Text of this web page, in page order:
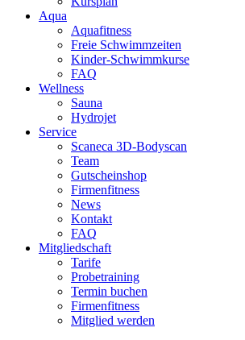
Aqua
Aquafitness
Freie Schwimmzeiten
Kinder-Schwimmkurse
FAQ
Wellness
Sauna
Hydrojet
Service
Scaneca 3D-Bodyscan
Team
Gutscheinshop
Firmenfitness
News
Kontakt
FAQ
Mitgliedschaft
Tarife
Probetraining
Termin buchen
Firmenfitness
Mitglied werden